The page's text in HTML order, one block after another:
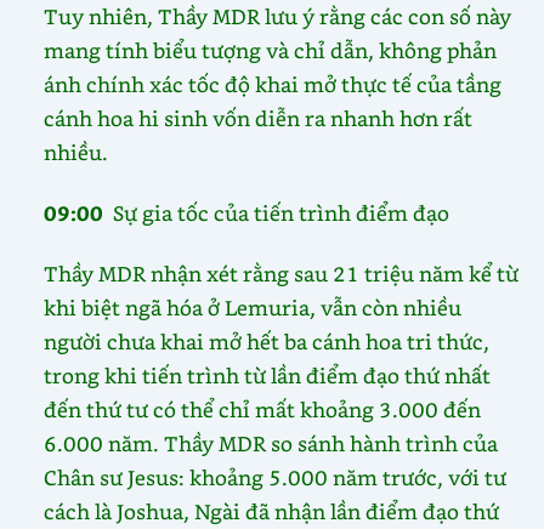
Tuy nhiên, Thầy MDR lưu ý rằng các con số này
mang tính biểu tượng và chỉ dẫn, không phản
ánh chính xác tốc độ khai mở thực tế của tầng
cánh hoa hi sinh vốn diễn ra nhanh hơn rất
nhiều.
09:00Sự gia tốc của tiến trình điểm đạo
Thầy MDR nhận xét rằng sau 21 triệu năm kể từ
khi biệt ngã hóa ở Lemuria, vẫn còn nhiều
người chưa khai mở hết ba cánh hoa tri thức,
trong khi tiến trình từ lần điểm đạo thứ nhất
đến thứ tư có thể chỉ mất khoảng 3.000 đến
6.000 năm. Thầy MDR so sánh hành trình của
Chân sư Jesus: khoảng 5.000 năm trước, với tư
cách là Joshua, Ngài đã nhận lần điểm đạo thứ